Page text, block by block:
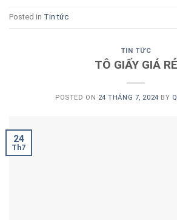
Posted in Tin tức
TIN TỨC
TÔ GIẤY GIÁ RẺ
POSTED ON 24 THÁNG 7, 2024 BY
24
Th7